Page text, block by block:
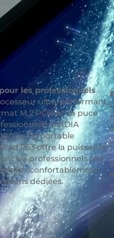
les professionnels
ultra-performant,
M.2 PCIe et sa puce
NVIDIA
le PC portable
P53 offre la puissance
les professionnels ont
confortablement
dédiées.